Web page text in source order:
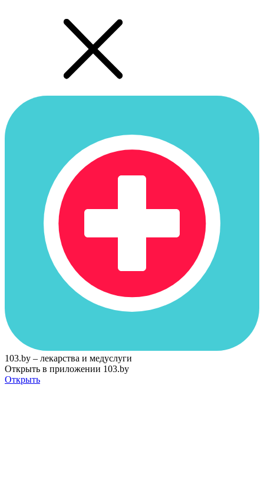
103.by – лекарства и медуслуги
Открыть в приложении 103.by
Открыть